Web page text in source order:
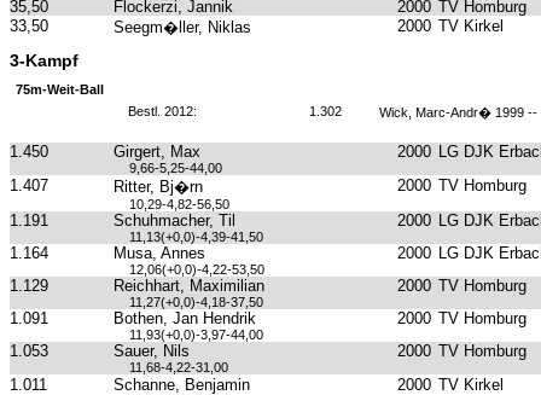
35,50
Flockerzi, Jannik 2000 TV Homburg
33,50
Seegm�ller, Niklas 2000 TV Kirkel
3-Kampf
75m-Weit-Ball
Bestl. 2012:
1.302 Wick, Marc-Andr� 1999
1.450 Girgert, Max 2000 LG DJK
9,66-5,25-44,00
1.407 Ritter, Bj�rn 2000 TV Homburg
10,29-4,82-56,50
1.191 Schuhmacher, Til 2000 LG DJK
11,13(+0,0)-4,39-41,50
1.164 Musa, Annes 2000 LG DJK
12,06(+0,0)-4,22-53,50
1.129 Reichhart, Maximilian 2000 TV Homburg
11,27(+0,0)-4,18-37,50
1.091 Bothen, Jan Hendrik 2000 TV Homburg
11,93(+0,0)-3,97-44,00
1.053 Sauer, Nils 2000 TV Homburg
11,68-4,22-31,00
1.011 Schanne, Benjamin 2000 TV Kirkel